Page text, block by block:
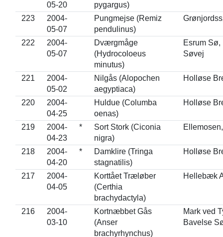
05-20
pygargus)
223
2004-
05-07
Pungmejse (Remiz
pendulinus)
222
2004-
05-07
Dværgmåge
(Hydrocoloeus
minutus)
Esrum Sø,
Søvej
221
2004-
05-02
Nilgås (Alopochen
aegyptiaca)
Holløse
220
2004-
04-25
Huldue (Columba
oenas)
Holløse
219
2004-
04-23
*
Sort Stork (Ciconia
nigra)
218
2004-
04-20
*
Damklire (Tringa
stagnatilis)
Holløse
217
2004-
04-05
Korttået Træløber
(Certhia
brachydactyla)
Hellebæk
216
2004-
03-10
Kortnæbbet Gås
(Anser
brachyrhynchus)
Mark ved
Bavelse